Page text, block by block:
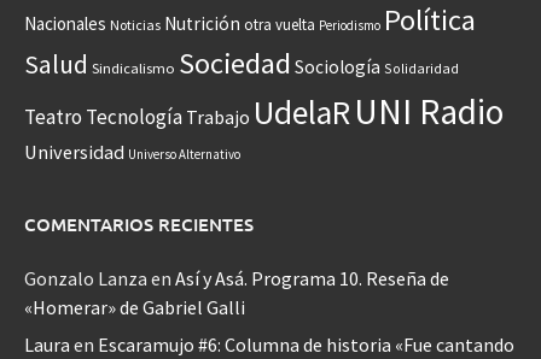
Nacionales Noticias Nutrición otra vuelta Periodismo Política
Salud Sindicalismo Sociedad Sociología Solidaridad
Teatro Tecnología Trabajo UdelaRUNI Radio
Universidad Universo Alternativo
COMENTARIOS RECIENTES
Gonzalo Lanza en Así y Asá. Programa 10. Reseña de
«Homerar» de Gabriel Galli
Laura en Escaramujo #6: Columna de historia «Fue cantando